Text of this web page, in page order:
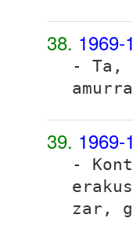
38.
- Ta,
39.
-
zar,